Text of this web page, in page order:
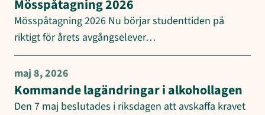
Mösspåtagning 2026
Mösspåtagning 2026 Nu börjar studenttiden på
riktigt för årets avgångselever…
maj 8, 2026
Kommande lagändringar i alkohollagen
Den 7 maj beslutades i riksdagen att avskaffa kravet